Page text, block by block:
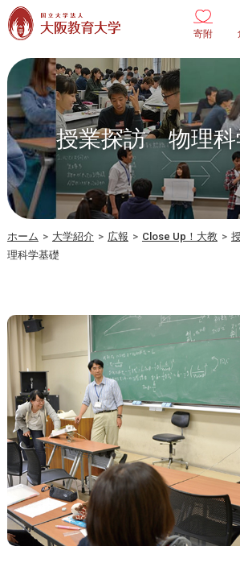
本文へ
寄附
授業探訪 物理科
ホーム > 大学紹介 > 広報 > Close Up！大教 >
理科学基礎